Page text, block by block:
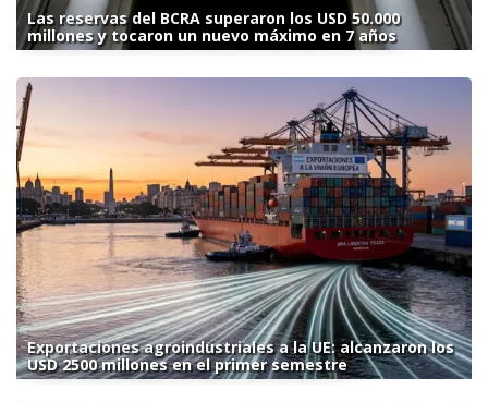
Las reservas del BCRA superaron los USD 50.000
millones y tocaron un nuevo máximo en 7 años
Exportaciones agroindustriales a la UE: alcanzaron los
USD 2500 millones en el primer semestre